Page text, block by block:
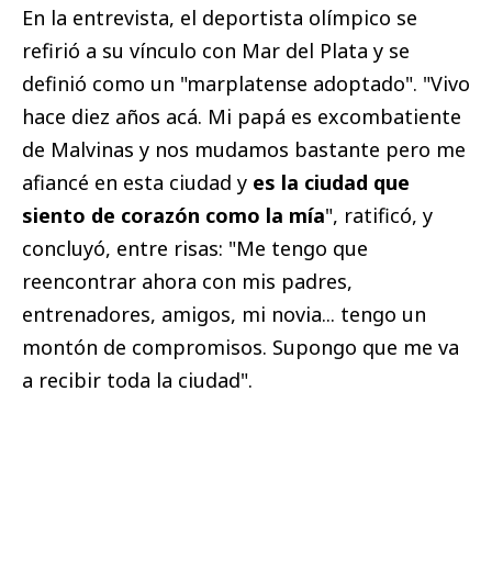
En la entrevista, el deportista olímpico se
refirió a su vínculo con Mar del Plata y se
definió como un "marplatense adoptado". "Vivo
hace diez años acá. Mi papá es excombatiente
de Malvinas y nos mudamos bastante pero me
afiancé en esta ciudad y es la ciudad que
siento de corazón como la mía", ratificó, y
concluyó, entre risas: "Me tengo que
reencontrar ahora con mis padres,
entrenadores, amigos, mi novia... tengo un
montón de compromisos. Supongo que me va
a recibir toda la ciudad".